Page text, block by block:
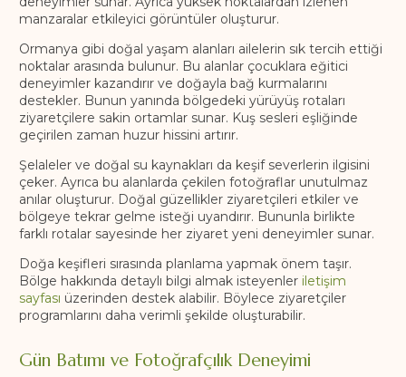
manzaralar etkileyici görüntüler oluşturur.
Ormanya gibi doğal yaşam alanları ailelerin sık tercih ettiği
noktalar arasında bulunur. Bu alanlar çocuklara eğitici
deneyimler kazandırır ve doğayla bağ kurmalarını
destekler. Bunun yanında bölgedeki yürüyüş rotaları
ziyaretçilere sakin ortamlar sunar. Kuş sesleri eşliğinde
geçirilen zaman huzur hissini artırır.
Şelaleler ve doğal su kaynakları da keşif severlerin ilgisini
çeker. Ayrıca bu alanlarda çekilen fotoğraflar unutulmaz
anılar oluşturur. Doğal güzellikler ziyaretçileri etkiler ve
bölgeye tekrar gelme isteği uyandırır. Bununla birlikte
farklı rotalar sayesinde her ziyaret yeni deneyimler sunar.
Doğa keşifleri sırasında planlama yapmak önem taşır.
Bölge hakkında detaylı bilgi almak isteyenler iletişim
sayfası üzerinden destek alabilir. Böylece ziyaretçiler
programlarını daha verimli şekilde oluşturabilir.
Gün Batımı ve Fotoğrafçılık Deneyimi